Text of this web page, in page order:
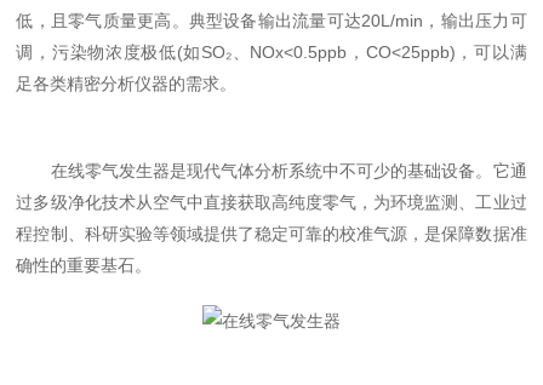
低，且零气质量更高。典型设备输出流量可达20L/min，输出压力可
调，污染物浓度极低(如SO₂、NOx<0.5ppb，CO<25ppb)，可以满
足各类精密分析仪器的需求。
在线零气发生器是现代气体分析系统中不可少的基础设备。它通
过多级净化技术从空气中直接获取高纯度零气，为环境监测、工业过
程控制、科研实验等领域提供了稳定可靠的校准气源，是保障数据准
确性的重要基石。